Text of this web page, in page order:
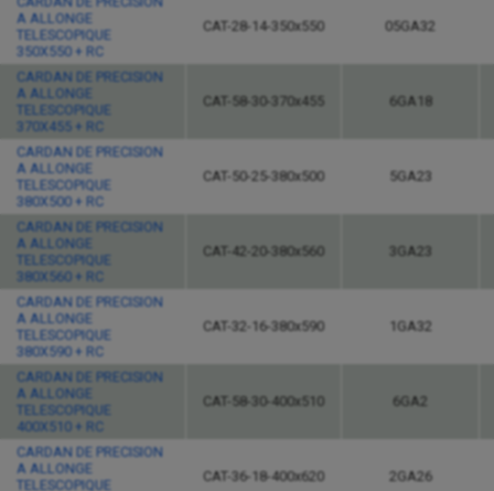
A ALLONGE
TELESCOPIQUE
350X550 + RC
CAT-28-14-350x550 05GA32
CARDAN DE PRECISION
A ALLONGE
TELESCOPIQUE
370X455 + RC
CAT-58-30-370x455 6GA18
CARDAN DE PRECISION
A ALLONGE
TELESCOPIQUE
380X500 + RC
CAT-50-25-380x500 5GA23
CARDAN DE PRECISION
A ALLONGE
TELESCOPIQUE
380X560 + RC
CAT-42-20-380x560 3GA23
CARDAN DE PRECISION
A ALLONGE
TELESCOPIQUE
380X590 + RC
CAT-32-16-380x590 1GA32
CARDAN DE PRECISION
A ALLONGE
TELESCOPIQUE
400X510 + RC
CAT-58-30-400x510 6GA2
CARDAN DE PRECISION
A ALLONGE
TELESCOPIQUE
CAT-36-18-400x620 2GA26